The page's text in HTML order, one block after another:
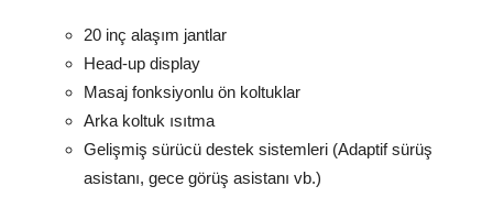
20 inç alaşım jantlar
Head-up display
Masaj fonksiyonlu ön koltuklar
Arka koltuk ısıtma
Gelişmiş sürücü destek sistemleri (Adaptif sürüş
asistanı, gece görüş asistanı vb.)